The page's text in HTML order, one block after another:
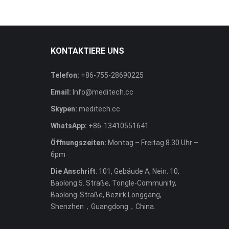
KONTAKTIERE UNS
Telefon: +86-755-28690225
Email: Info@meditech.cc
Skypen: meditech.cc
WhatsApp: +86-13410551641
Öffnungszeiten: Montag – Freitag 8.30 Uhr –
6pm
Die Anschrift: 101, Gebäude A, Nein. 10,
Baolong 5. Straße, Tongle-Community,
Baolong-Straße, Bezirk Longgang,
Shenzhen，Guangdong，China.